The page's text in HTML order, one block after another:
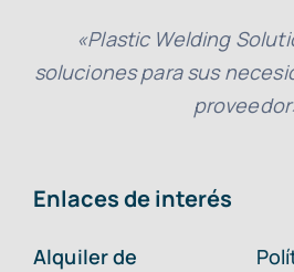
«Plastic Welding
soluciones para sus
Enlaces de interés
Alquiler de